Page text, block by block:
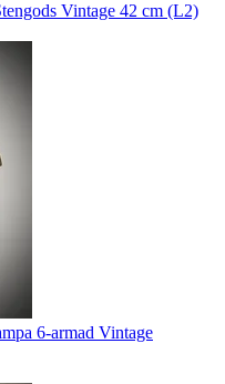
Vintage 42 cm (L2)
6-armad Vintage